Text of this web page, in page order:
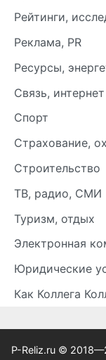
Рейтинги,
Реклама, PR
Ресурсы,
Связь, интернет
Спорт
Страхование,
Строительство
ТВ, радио, СМИ
Туризм, отдых
Электронная
Юридические
Как Коллега
P-Reliz.ru ©